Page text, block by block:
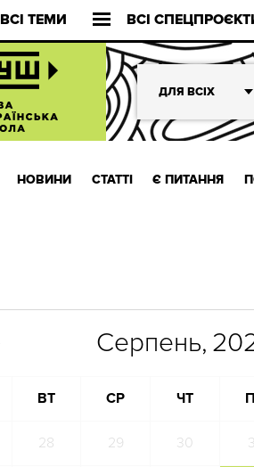
ВСІ ТЕМИ ВСІ
ДЛЯ ВСІХ
НОВИНИ СТАТТІ Є ПИТАННЯ
Серпень,
ВТ СР ЧТ
28 29 30